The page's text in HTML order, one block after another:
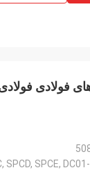
SPCD, SPCE,